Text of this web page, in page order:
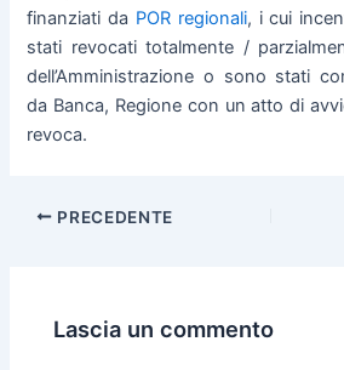
finanziati da POR regionali, i cui
stati revocati totalmente /
dell’Amministrazione o sono stati
da Banca, Regione con un atto di
revoca.
PRECEDENTE
Lascia un commento